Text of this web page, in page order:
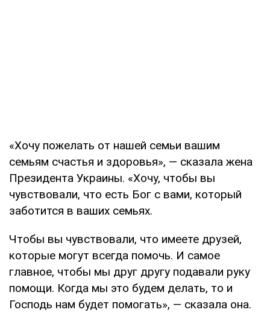
«Хочу пожелать от нашей семьи вашим
семьям счастья и здоровья», — сказала жена
Президента Украины. «Хочу, чтобы вы
чувствовали, что есть Бог с вами, который
заботится в ваших семьях.
Чтобы вы чувствовали, что имеете друзей,
которые могут всегда помочь. И самое
главное, чтобы мы друг другу подавали руку
помощи. Когда мы это будем делать, то и
Господь нам будет помогать», — сказала она.